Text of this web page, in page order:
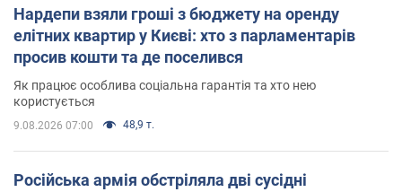
Нардепи взяли гроші з бюджету на оренду
елітних квартир у Києві: хто з парламентарів
просив кошти та де поселився
Як працює особлива соціальна гарантія та хто нею
користується
9.08.2026 07:00 48,9 т.
Російська армія обстріляла дві сусідні